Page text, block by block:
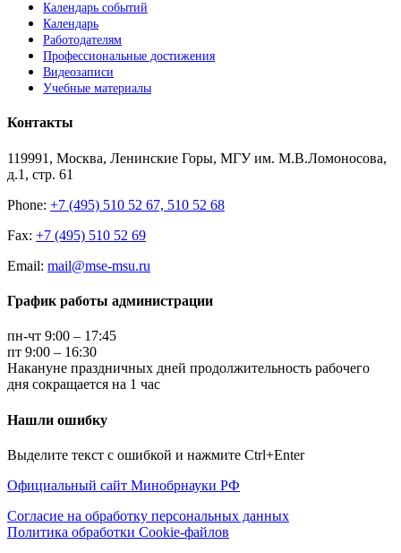
Календарь событий
Календарь
Работодателям
Профессиональные достижения
Видеозаписи
Учебные материалы
Контакты
119991, Москва, Ленинские Горы, МГУ им. М.В.Ломоносова,
д.1, стр. 61
Phone: +7 (495) 510 52 67, 510 52 68
Fax: +7 (495) 510 52 69
Email: mail@mse-msu.ru
График работы администрации
пн-чт 9:00 – 17:45
пт 9:00 – 16:30
Накануне праздничных дней продолжительность рабочего
дня сокращается на 1 час
Нашли ошибку
Выделите текст с ошибкой и нажмите Ctrl+Enter
Официальный сайт Минобрнауки РФ
Согласие на обработку персональных данных
Политика обработки Cookie-файлов